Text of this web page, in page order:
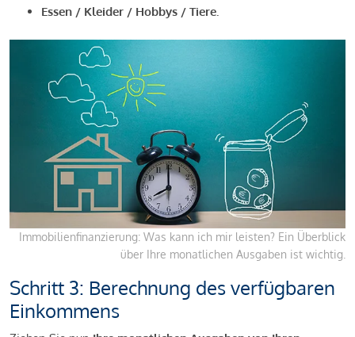
Essen / Kleider / Hobbys / Tiere.
Immobilienfinanzierung: Was kann ich mir leisten? Ein Überblick
über Ihre monatlichen Ausgaben ist wichtig.
Schritt 3: Berechnung des verfügbaren
Einkommens